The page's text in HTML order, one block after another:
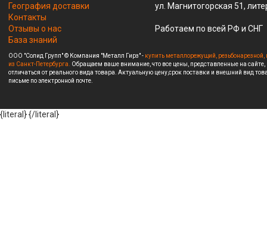
География доставки
Контакты
Отзывы о нас
База знаний
ул. Магнитогорская 51,
Работаем по всей РФ и СНГ
ООО "Солид Групп" © Компания "Металл Гирз" - купить металлорежущий,
из Санкт-Петербурга. Обращаем ваше внимание, что все цены, представленные на
отличаться от реального вида товара. Актуальную цену,срок поставки и внешний вид
письме по электронной почте.
{literal}{/literal}